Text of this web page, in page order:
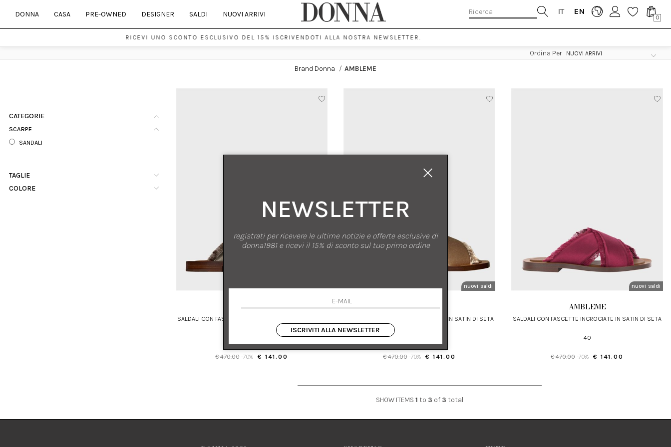
IT EN
0
DONNA CASA PRE-OWNED DESIGNER SALDI NUOVI ARRIVI
RICEVI UNO SCONTO ESCLUSIVO DEL 15% ISCRIVENDOTI ALLA NOSTRA NEWSLETTER.
Ordina Per
Brand Donna / AMBLEME
CATEGORIE
SCARPE
SANDALI
TAGLIE
COLORE
AMBLEME
SALDALI CON FASCETTE INCROCIATE IN SATIN DI SETA
€ 470.00 -70% € 141.00
nuovi arrivi
saldi
AMBLEME
SALDALI CON FASCETTE INCROCIATE IN SATIN DI SETA
€ 470.00 -70% € 141.00
nuovi arrivi
saldi
AMBLEME
SALDALI CON FASCETTE INCROCIATE IN SATIN DI SETA
40
€ 470.00 -70% € 141.00
SHOW ITEMS 1 to 3 of 3 total
NEWSLETTER
registrati per ricevere le ultime notizie e offerte esclusive di
donna1981 e ricevi il 15% di sconto sul tuo primo ordine
ISCRIVITI ALLA NEWSLETTER